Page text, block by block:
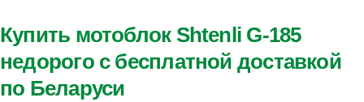
Купить мотоблок Shtenli G-185
недорого с бесплатной доставкой
по Беларуси